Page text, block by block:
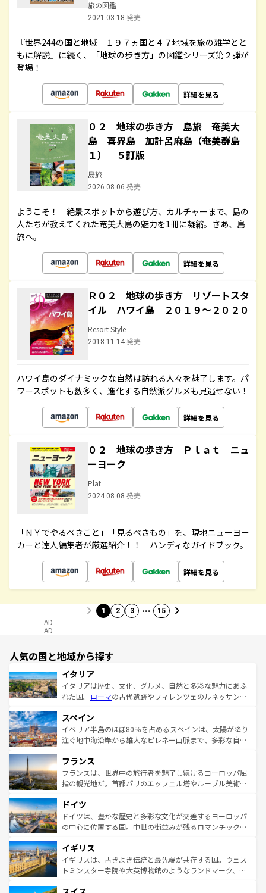
旅の図鑑
2021.03.18 発売
『世界244の国と地域 １９７ヵ国と４７地域を旅の雑学とと
もに解説』に続く、「地球の歩き方」の図鑑シリーズ第２弾が
登場！
詳細を見る
０２ 地球の歩き方 島旅 奄美大
島 喜界島 加計呂麻島（奄美群島
１） ５訂版
島旅
2026.08.06 発売
ようこそ！ 絶景スポットから遊び方、カルチャーまで、島の
人たちが教えてくれた奄美大島の魅力を1冊に凝縮。さあ、島
旅へ。
詳細を見る
Ｒ０２ 地球の歩き方 リゾートスタ
イル ハワイ島 ２０１９～２０２０
Resort Style
2018.11.14 発売
ハワイ島のダイナミックな自然は訪れる人々を魅了します。パ
ワースポットも数多く、進化する自然派グルメも見逃せない！
詳細を見る
０２ 地球の歩き方 Ｐｌａｔ ニュ
ーヨーク
Plat
2024.08.08 発売
「ＮＹでやるべきこと」「見るべきもの」を、現地ニューヨー
カーと達人編集者が厳選紹介！！ ハンディなガイドブック。
詳細を見る
1 2 3 … 15
AD
AD
人気の国と地域から探す
イタリア
イタリアは歴史、文化、グルメ、自然と多彩な魅力にあふ
れた国。 ローマの古代遺跡やフィレンツェのルネッサンス
ろん、トスカーナの美しい田園風景やアマルフィ海岸の絶
景など、自然景観も見逃せない。観光の合間には、本場の
ピザやパスタなど、絶品のイタリア料理を堪能することも
ませてくれるイタリアで、忘れられない旅をしてみよう！
なお、新着のイタリア情報はコンテンツ一覧 を参照してほ
しい。
スペイン
イベリア半島のほぼ80％を占めるスペインは、太陽が降り
注ぐ地中海沿岸から雄大なピレネー山脈まで、多彩な自然
文化が根付くこの国では、情熱的なフラメンコ、熱気あふ
れる闘牛、そして美味しいタパスが生活の一部となってい
る。首都マドリードの洗練された雰囲気や、バルセロナの
の城塞都市、穏やかなビーチリゾートまで多彩な表情を見
せる。地方によって風土や気候が異なるスペインはその個
性で訪れる人を魅了する。 なお、新着のスペイン情報はコ
フランス
フランスは、世界中の旅行者を魅了し続けるヨーロッパ屈
指の観光地だ。首都パリのエッフェル塔やルーブル美術館
で、幅広い魅力が詰まっている。華麗な宮殿、歴史的な大
聖堂、美しいビーチ、そして豊かな自然が、訪れる者を心
から魅了する。また、フランスは美食の国としても知ら
いる。シャンパンの発祥地であるランス、プロヴァンスの
香り高いラベンダー畑など、多彩な楽しみ方が可能だ。さ
らに、パリ以外の地域にも魅力が溢れており、どの街角に
れる地方に足を運ぶとそれぞれで全く異なる文化を体験で
ドイツ
ドイツは、豊かな歴史と多彩な文化が交差するヨーロッパ
の中心に位置する国。中世の街並みが残るロマンチック街
顔を持つこの国は、どこを歩いても飽きることがない。ベ
ルリンの文化的活気、バイエルン州のアルプスの絶景、そ
してライン川沿いのワイン畑といった風景は必見。ビール
は、お酒好きな人にはぜひ体験してほしい。 なお、新着の
イギリス
イギリスは、古きよき伝統と最先端が共存する国。ウェス
トミンスター寺院や大英博物館のようなランドマーク、歴